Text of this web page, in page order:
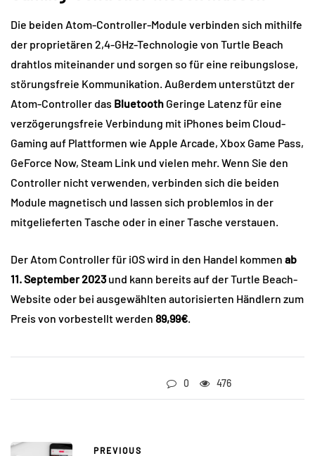
Die beiden Atom-Controller-Module verbinden sich mithilfe
der proprietären 2,4-GHz-Technologie von Turtle Beach
drahtlos miteinander und sorgen so für eine reibungslose,
störungsfreie Kommunikation. Außerdem unterstützt der
Atom-Controller das Bluetooth Geringe Latenz für eine
verzögerungsfreie Verbindung mit iPhones beim Cloud-
Gaming auf Plattformen wie Apple Arcade, Xbox Game Pass,
GeForce Now, Steam Link und vielen mehr. Wenn Sie den
Controller nicht verwenden, verbinden sich die beiden
Module magnetisch und lassen sich problemlos in der
mitgelieferten Tasche oder in einer Tasche verstauen.
Der Atom Controller für iOS wird in den Handel kommen ab
11. September 2023und kann bereits auf der Turtle Beach-
Website oder bei ausgewählten autorisierten Händlern zum
Preis von vorbestellt werden 89,99€
0 476
PREVIOUS